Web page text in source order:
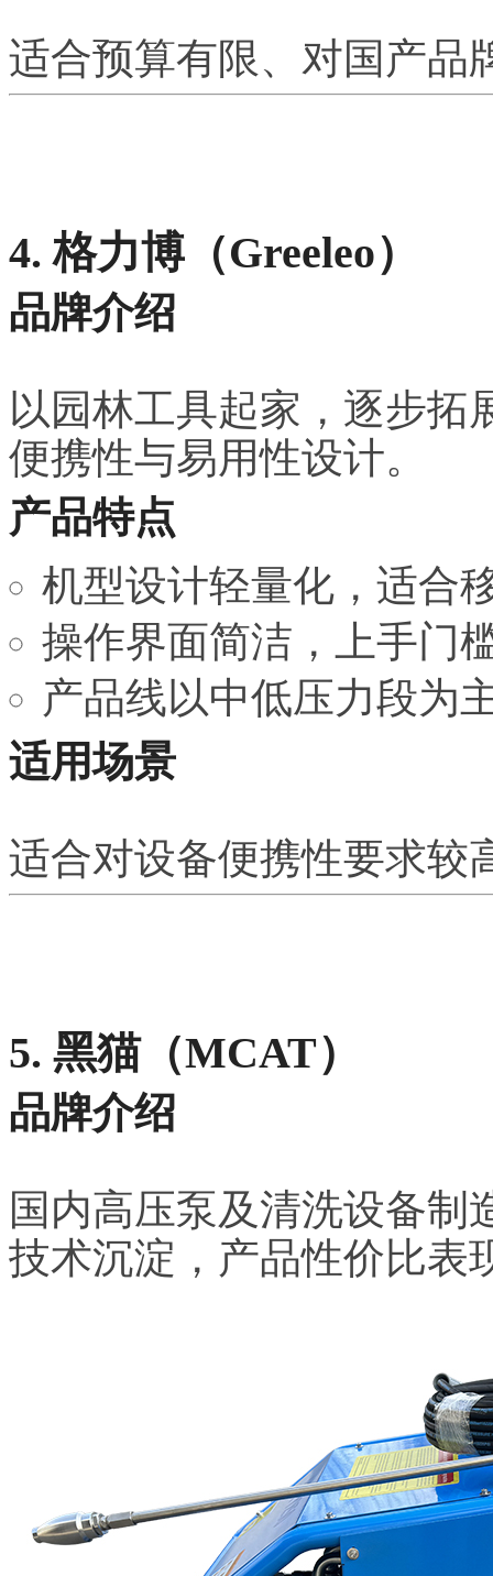
适合预算有限、对国产品
4. 格力博（Greeleo）
品牌介绍
以园林工具起家，逐步拓
便携性与易用性设计。
产品特点
机型设计轻量化，适合
操作界面简洁，上手门
产品线以中低压力段为
适用场景
适合对设备便携性要求较
5. 黑猫（MCAT）
品牌介绍
国内高压泵及清洗设备制
技术沉淀，产品性价比表